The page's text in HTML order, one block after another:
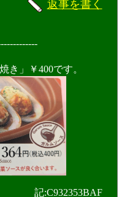
返事を書く
き」￥400です。
記:C932353BAF